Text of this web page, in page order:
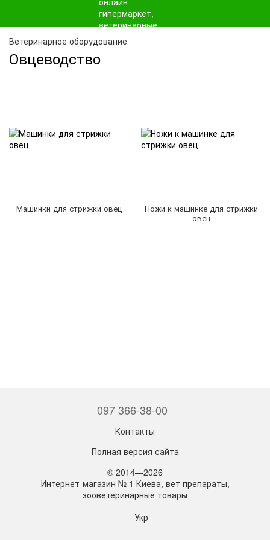
Ветеринарное оборудование
Овцеводство
Машинки для стрижки овец
Ножи к машинке для стрижки
овец
097 366-38-00
Контакты
Полная версия сайта
© 2014—2026
Интернет-магазин № 1 Киева, вет препараты,
зооветеринарные товары
Укр